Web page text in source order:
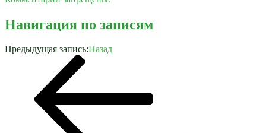
Навигация по записям
Предыдущая запись:Назад